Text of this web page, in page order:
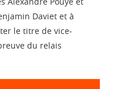
Daviet et à
le titre de vice-
du relais